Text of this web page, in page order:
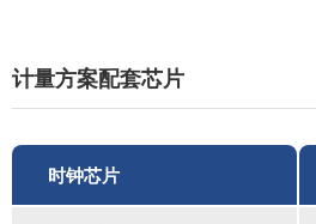
计量方案配套芯片
时钟芯片